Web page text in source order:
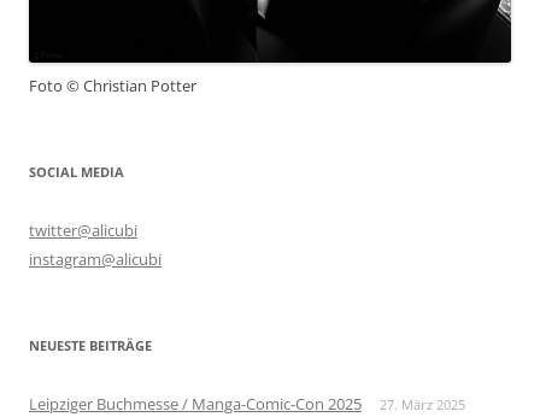
Foto © Christian Potter
SOCIAL MEDIA
twitter@alicubi
instagram@alicubi
NEUESTE BEITRÄGE
Leipziger Buchmesse / Manga-Comic-Con 2025 27. März 2025